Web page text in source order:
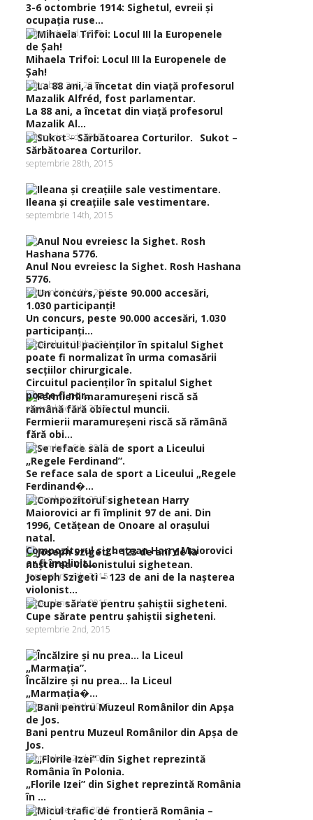
3-6 octombrie 1914: Sighetul, evreii şi
ocupaţia ruse...
octombrie 3rd, 2015
Mihaela Trifoi: Locul III la Europenele de
Şah!
octombrie 3rd, 2015
La 88 ani, a încetat din viaţă profesorul
Mazalik Al...
octombrie 3rd, 2015
Sukot –
Sărbătoarea Corturilor.
septembrie 28th, 2015
Ileana şi creaţiile sale vestimentare.
septembrie 14th, 2015
Anul Nou evreiesc la Sighet. Rosh Hashana
5776.
septembrie 14th, 2015
Un concurs, peste 90.000 accesări, 1.030
participanţi...
septembrie 13th, 2015
Circuitul pacienţilor în spitalul Sighet
poate fi nor...
septembrie 6th, 2015
Fermierii maramureşeni riscă să rămână
fără obi...
septembrie 6th, 2015
Se reface sala de sport a Liceului „Regele
Ferdinand�...
septembrie 6th, 2015
Compozitorul sighetean Harry Maiorovici
ar fi împlinit...
septembrie 6th, 2015
Joseph Szigeti – 123 de ani de la naşterea
violonist...
septembrie 5th, 2015
Cupe sărate pentru şahiştii sigheteni.
septembrie 2nd, 2015
Încălzire şi nu prea… la Liceul
„Marmaţia�...
septembrie 2nd, 2015
Bani pentru Muzeul Românilor din Apşa de
Jos.
septembrie 2nd, 2015
„Florile Izei” din Sighet reprezintă România
în ...
septembrie 2nd, 2015